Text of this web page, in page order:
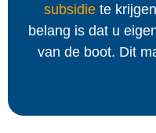
subsidie te
belang is dat u
van de boot. Dit